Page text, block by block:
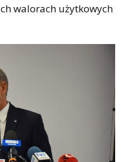
walorach użytkowych